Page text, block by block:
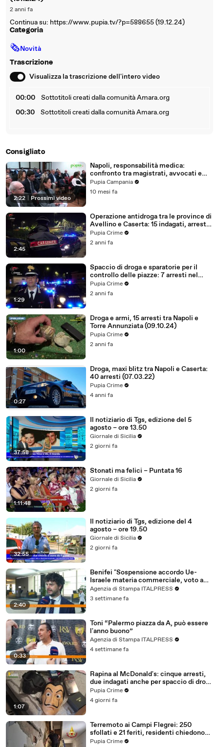
2 anni fa
Continua su: https://www.pupia.tv/?p=588655 (19.12.24)
Categoria
🗞Novità
Trascrizione
Visualizza la trascrizione dell'intero video
00:00
Sottotitoli creati dalla comunità Amara.org
00:30
Sottotitoli creati dalla comunità Amara.org
Consigliato
2:22 Prossimi video
Napoli, responsabilità medica:
confronto tra magistrati, avvocati e
assicurazioni (22.10.25)
Pupia Campania
10 mesi fa
2:45
Operazione antidroga tra le province di
Avellino e Caserta: 15 indagati, arresti
e perquisizioni (30.10.24)
Pupia Crime
2 anni fa
1:29
Spaccio di droga e sparatorie per il
controllo delle piazze: 7 arresti nel
Casertano (04.10.24)
Pupia Crime
2 anni fa
1:00
Droga e armi, 15 arresti tra Napoli e
Torre Annunziata (09.10.24)
Pupia Crime
2 anni fa
0:27
Droga, maxi blitz tra Napoli e Caserta:
40 arresti (07.03.22)
Pupia Crime
4 anni fa
37:58
Il notiziario di Tgs, edizione del 5
agosto – ore 13.50
Giornale di Sicilia
2 giorni fa
1:11:48
Stonati ma felici – Puntata 16
Giornale di Sicilia
2 giorni fa
32:55
Il notiziario di Tgs, edizione del 4
agosto – ore 19.50
Giornale di Sicilia
2 giorni fa
2:40
Benifei "Sospensione accordo Ue-
Israele materia commerciale, voto a
maggioranza"
Agenzia di Stampa ITALPRESS
3 settimane fa
0:33
Toni “Palermo piazza da A, può essere
l'anno buono”
Agenzia di Stampa ITALPRESS
4 settimane fa
1:07
Rapina al McDonald's: cinque arresti,
due indagati anche per spaccio di droga
(03.08.26)
Pupia Crime
4 giorni fa
Terremoto ai Campi Flegrei: 250
sfollati e 21 feriti, residenti chiedono
certezze sul futuro (01.08.26)
Pupia Crime